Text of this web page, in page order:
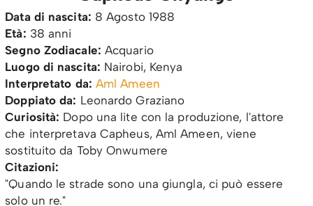
Data di nascita: 8 Agosto 1988
Età: 38 anni
Segno Zodiacale: Acquario
Luogo di nascita: Nairobi, Kenya
Interpretato da: Aml Ameen
Doppiato da: Leonardo Graziano
Curiosità: Dopo una lite con la produzione, l'attore
che interpretava Capheus, Aml Ameen, viene
sostituito da Toby Onwumere
Citazioni:
"Quando le strade sono una giungla, ci può essere
solo un re."